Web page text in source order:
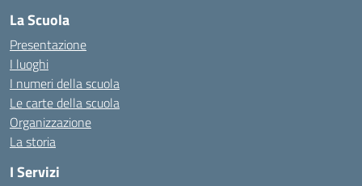
La Scuola
Presentazione
I luoghi
I numeri della scuola
Le carte della scuola
Organizzazione
La storia
I Servizi